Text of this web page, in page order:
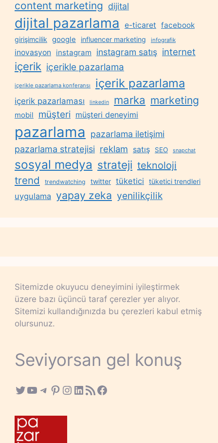
content marketing dijital
dijital pazarlama e-ticaret facebook
girişimcilik google influencer marketing infografik
inovasyon instagram instagram satış internet
içerik içerikle pazarlama
içerikle pazarlama konferansı içerik pazarlama
içerik pazarlaması linkedin marka marketing
mobil müşteri müşteri deneyimi
pazarlama
pazarlama iletişimi
pazarlama stratejisi reklam satış SEO snapchat
sosyal medya strateji teknoloji
trend trendwatching twitter tüketici tüketici trendleri
uygulama yapay zeka yenilikçilik
Sitemizde okuyucu deneyimini iyileştirmek
üzere bazı üçüncü taraf çerezler yer alıyor.
Sitemizi kullandığınızda bu çerezleri kabul etmiş
olursunuz.
Seviyorsan gel konuş
Twitter
YouTube
Telegram
Pinterest
Instagram
LinkedIn
RSS FeedFacebook